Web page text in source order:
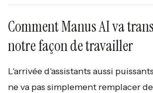
Comment Manus AI va
notre façon de travailler
L'arrivée d'assistants aussi
ne va pas simplement remplacer